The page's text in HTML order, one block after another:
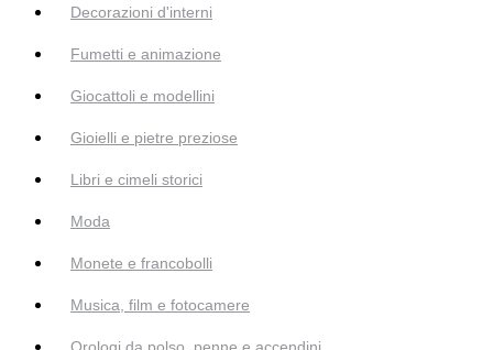
Decorazioni d'interni
Fumetti e animazione
Giocattoli e modellini
Gioielli e pietre preziose
Libri e cimeli storici
Moda
Monete e francobolli
Musica, film e fotocamere